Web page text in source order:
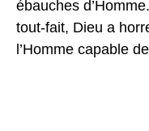
ébauches
tout-fait, Dieu a
l’Homme capable